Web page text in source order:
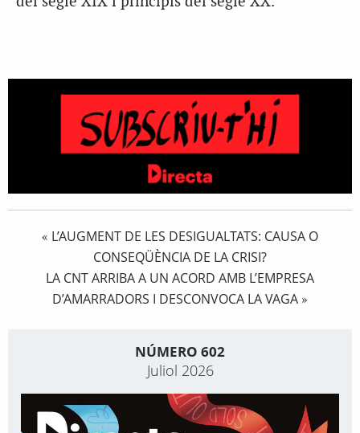
« L’AUGMENT DE LES DESIGUALTATS: CAUSA O
CONSEQÜÈNCIA DE LA CRISI?
LA CNT ARRIBA A UN ACORD AMB L’EMPRESA
D’AMARRADORS I DESCONVOCA LA VAGA »
NÚMERO 602
Juliol 2026